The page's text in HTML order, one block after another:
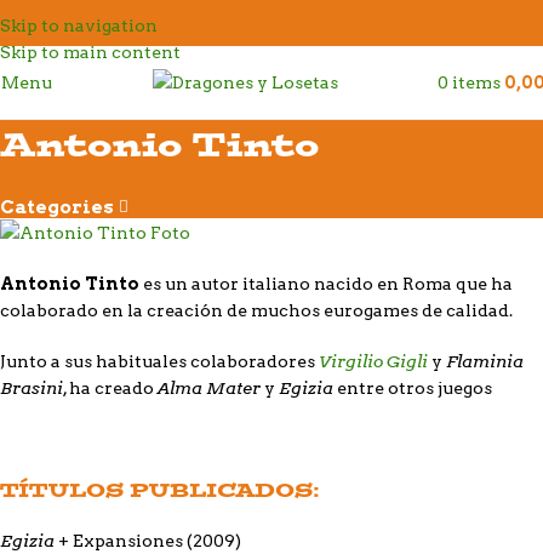
Skip to navigation
Skip to main content
Menu
0 items
Antonio Tinto
Categories
Antonio Tinto es un autor italiano nacido en Roma que ha
colaborado en la creación de muchos eurogames de calidad.
Junto a sus habituales colaboradores Virgilio Gigli y Flaminia
Brasini, ha creadoAlma Mater y Egizia entre otros juegos
TÍTULOS PUBLICADOS:
Egizia + Expansiones (2009)